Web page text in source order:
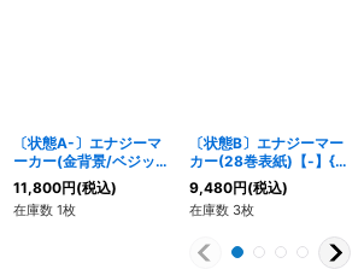
〔状態A-〕エナジーマ
ーカー(金背景/ベジッ
ト)【-】{E-02}
11,800円(税込)
在庫数 1枚
〔状態B〕エナジーマー
カー(28巻表紙)【-】{E-
58}
9,480円(税込)
在庫数 3枚